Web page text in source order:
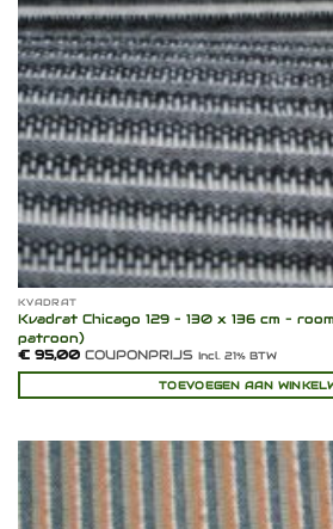
KVADRAT
Kvadrat Chicago 129 – 130 x 136 cm –
patroon)
€95,00COUPONPRIJS Incl. 21% BTW
TOEVOEGEN AAN